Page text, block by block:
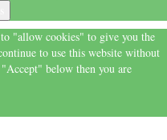
"allow cookies" to give you the
to use this website without
below then you are